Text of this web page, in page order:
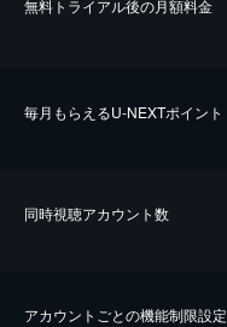
無料トライアル後の⽉額料金
毎⽉もらえるU-NEXTポイント
同時視聴アカウント数
アカウントごとの機能制限設定